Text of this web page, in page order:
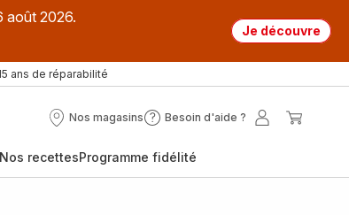
août 2026.
Je découvre
ans de réparabilité
Nos magasins
Nos
Besoin d'aide ?
Besoin
?
Mon
Nos recettesProgramme fidélité